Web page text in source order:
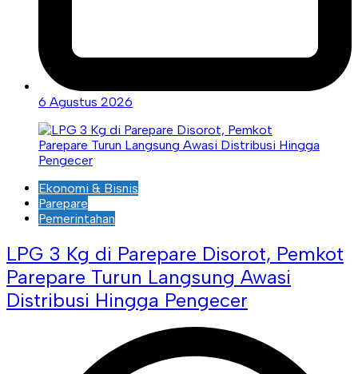
6 Agustus 2026
Ekonomi & Bisnis
Parepare
Pemerintahan
LPG 3 Kg di Parepare Disorot, Pemkot
Parepare Turun Langsung Awasi
Distribusi Hingga Pengecer